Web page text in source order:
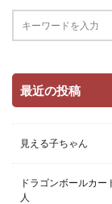
最近の投稿
見える子ちゃん
ドラゴンボールカ
人